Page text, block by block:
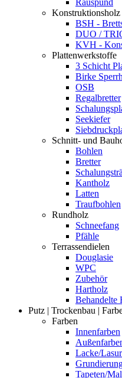
Rauspund
Konstruktionsholz
BSH -
DUO /
KVH -
Plattenwerkstoffe
3 Schicht
Birke
OSB
Regalbretter
Seekiefer
Schnitt- und
Bohlen
Bretter
Kantholz
Latten
Traufbohlen
Rundholz
Schneefang
Pfähle
Terrassendielen
Douglasie
WPC
Zubehör
Hartholz
Behandelte
Putz | Trockenbau |
Farben
Innenfarben
Lacke/
Tapeten/